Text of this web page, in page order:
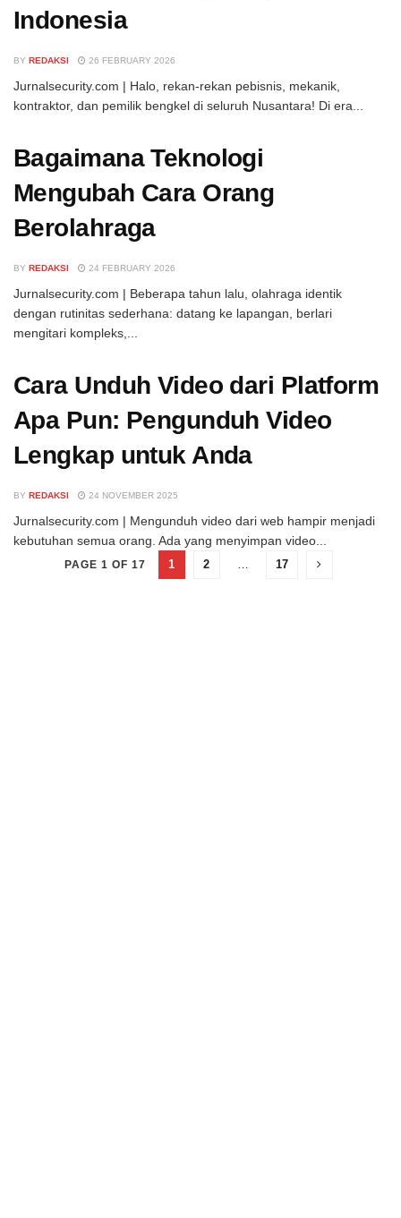
Indonesia
BY REDAKSI 26 FEBRUARY 2026
Jurnalsecurity.com | Halo, rekan-rekan pebisnis, mekanik,
kontraktor, dan pemilik bengkel di seluruh Nusantara! Di era...
Bagaimana Teknologi
Mengubah Cara Orang
Berolahraga
BY REDAKSI 24 FEBRUARY 2026
Jurnalsecurity.com | Beberapa tahun lalu, olahraga identik
dengan rutinitas sederhana: datang ke lapangan, berlari
mengitari kompleks,...
Cara Unduh Video dari Platform
Apa Pun: Pengunduh Video
Lengkap untuk Anda
BY REDAKSI 24 NOVEMBER 2025
Jurnalsecurity.com | Mengunduh video dari web hampir menjadi
kebutuhan semua orang. Ada yang menyimpan video...
PAGE 1 OF 17 1 2 17